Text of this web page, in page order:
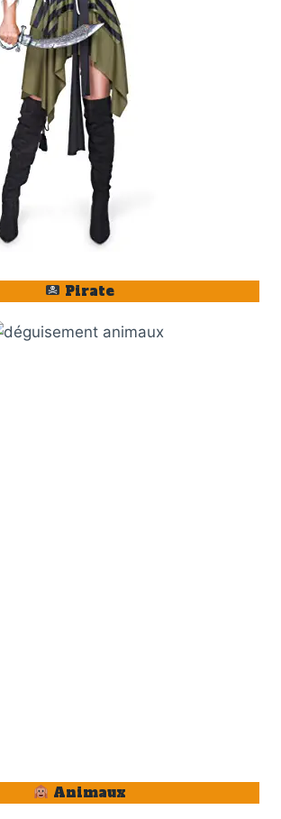
Pirate
Animaux